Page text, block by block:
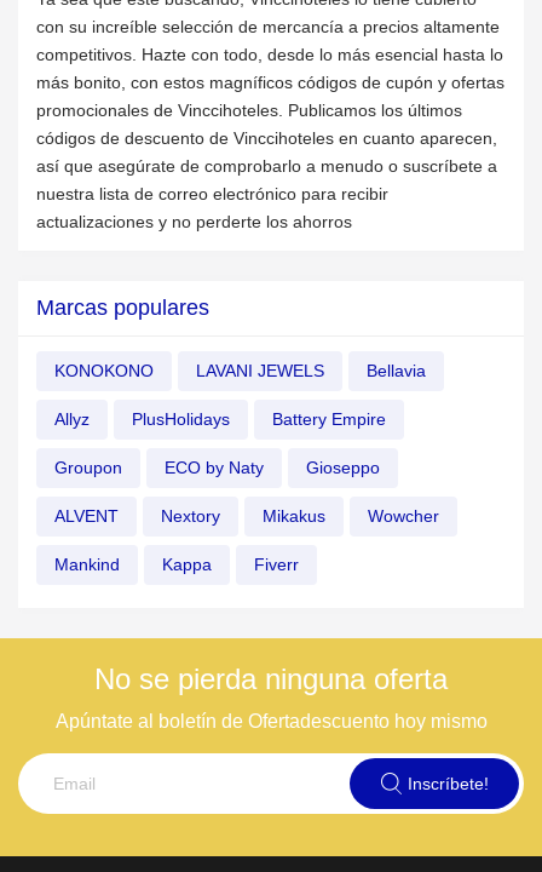
con su increíble selección de mercancía a precios altamente
competitivos. Hazte con todo, desde lo más esencial hasta lo
más bonito, con estos magníficos códigos de cupón y ofertas
promocionales de Vinccihoteles. Publicamos los últimos
códigos de descuento de Vinccihoteles en cuanto aparecen,
así que asegúrate de comprobarlo a menudo o suscríbete a
nuestra lista de correo electrónico para recibir
actualizaciones y no perderte los ahorros
Marcas populares
KONOKONO LAVANI JEWELS Bellavia
Allyz PlusHolidays Battery Empire
Groupon ECO by Naty Gioseppo
ALVENT Nextory Mikakus Wowcher
Mankind Kappa Fiverr
No se pierda ninguna oferta
Apúntate al boletín de Ofertadescuento hoy mismo
Inscríbete!